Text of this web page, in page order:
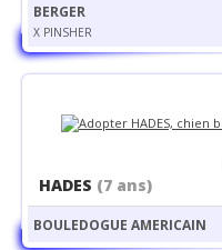
BERGER
X PINSHER
HADES (7 ans)
BOULEDOGUE AMERICAIN